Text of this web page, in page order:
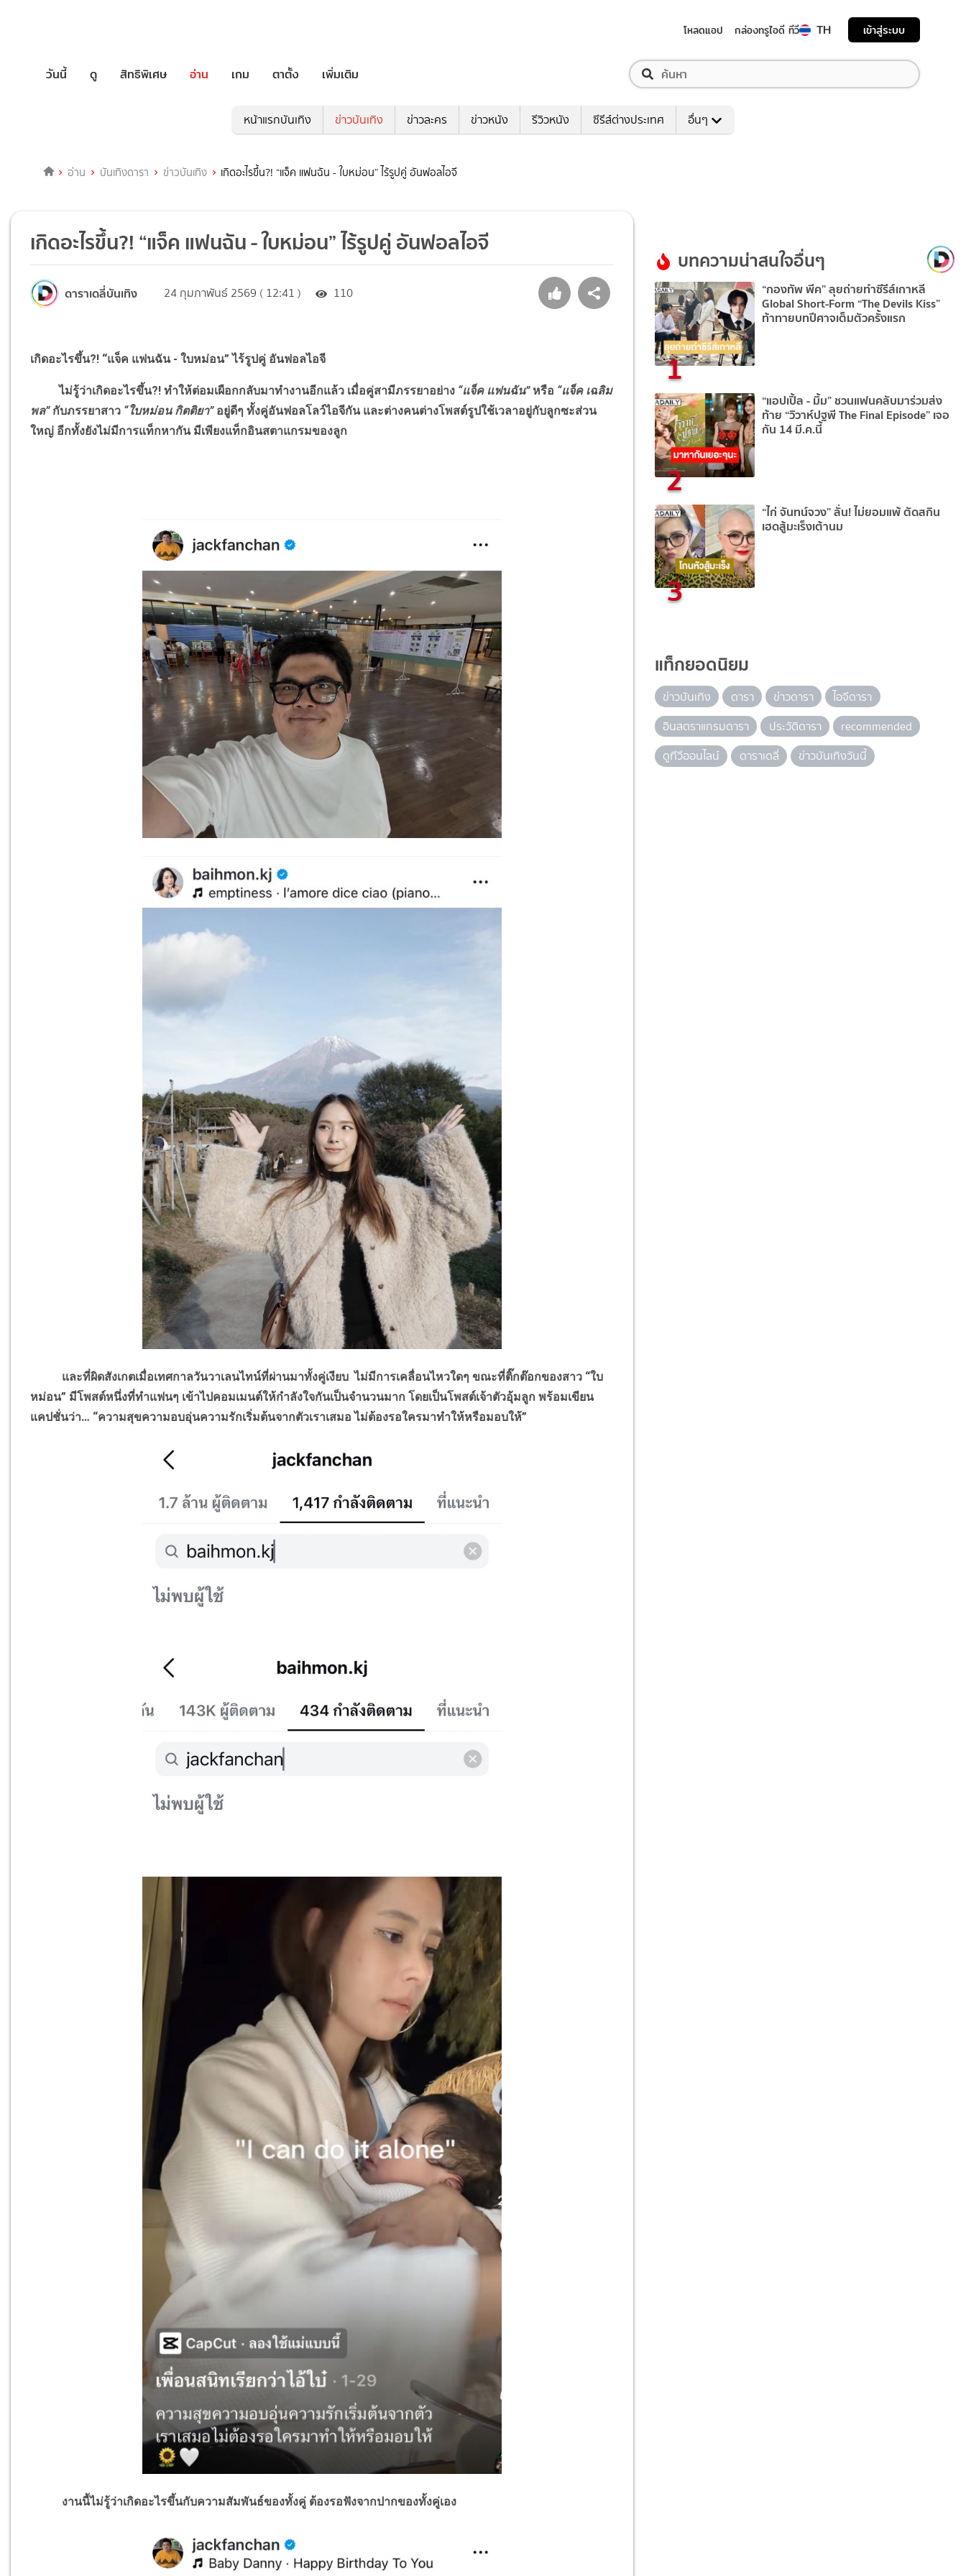
โหลดแอป กล่องทรูไอดี ทีวี TH เข้าสู่ระบบ
วันนี้ ดู สิทธิพิเศษ อ่าน เกม ตาตั้ง เพิ่มเติม
หน้าแรกบันเทิง ข่าวบันเทิง ข่าวละคร ข่าวหนัง รีวิวหนัง ซีรีส์ต่างประเทศ อื่นๆ
อ่าน บันเทิงดารา ข่าวบันเทิง เกิดอะไรขึ้น?! “แจ็ค แฟนฉัน - ใบหม่อน” ไร้รูปคู่ อันฟอลไอจี
เกิดอะไรขึ้น?! “แจ็ค แฟนฉัน - ใบหม่อน” ไร้รูปคู่ อันฟอลไอจี
ดาราเดลี่บันเทิง 24 กุมภาพันธ์ 2569 ( 12:41 ) 110
เกิดอะไรขึ้น?! “แจ็ค แฟนฉัน - ใบหม่อน” ไร้รูปคู่ อันฟอลไอจี
ไม่รู้ว่าเกิดอะไรขึ้น?! ทำให้ต่อมเผือกกลับมาทำงานอีกแล้ว เมื่อคู่สามีภรรยาอย่าง “แจ็ค แฟนฉัน”หรือ “แจ็ค เฉลิม
พล” กับภรรยาสาว “ใบหม่อน กิตติยา” อยู่ดีๆ ทั้งคู่อันฟอลโลว์ไอจีกัน และต่างคนต่างโพสต์รูปใช้เวลาอยู่กับลูกซะส่วน
ใหญ่ อีกทั้งยังไม่มีการแท็กหากัน มีเพียงแท็กอินสตาแกรมของลูก
และที่ผิดสังเกตเมื่อเทศกาลวันวาเลนไทน์ที่ผ่านมาทั้งคู่เงียบ ไม่มีการเคลื่อนไหวใดๆ ขณะที่ติ๊กต๊อกของสาว “ใบ
หม่อน” มีโพสต์หนึ่งที่ทำแฟนๆ เข้าไปคอมเมนต์ให้กำลังใจกันเป็นจำนวนมาก โดยเป็นโพสต์เจ้าตัวอุ้มลูก พร้อมเขียน
แคปชั่นว่า… “ความสุขความอบอุ่นความรักเริ่มต้นจากตัวเราเสมอ ไม่ต้องรอใครมาทำให้หรือมอบให้”
งานนี้ไม่รู้ว่าเกิดอะไรขึ้นกับความสัมพันธ์ของทั้งคู่ ต้องรอฟังจากปากของทั้งคู่เอง
บทความน่าสนใจอื่นๆ
1
“กองทัพ พีค” ลุยถ่ายทำซีรีส์เกาหลี
Global Short-Form “The Devils Kiss”
ท้าทายบทปีศาจเต็มตัวครั้งแรก
2
“แอปเปิ้ล - มิ้ม” ชวนแฟนคลับมาร่วมส่ง
ท้าย “วิวาห์ปฐพี The Final Episode” เจอ
กัน 14 มี.ค.นี้
3
“ไก่ จันทน์จวง” ลั่น! ไม่ยอมแพ้ ตัดสกิน
เฮดสู้มะเร็งเต้านม
แท็กยอดนิยม
ข่าวบันเทิง ดารา ข่าวดารา
ไอจีดารา
อินสตราแกรมดารา
ประวัติดารา
recommended
ดูทีวีออนไลน์
ดาราเดลี่ ข่าวบันเทิงวันนี้